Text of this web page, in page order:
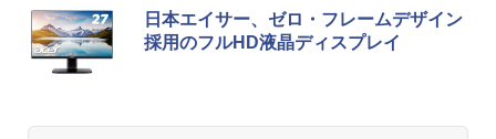
量ミニパソコン豊富なインターフェース
USB3.2/HDMI 2.0×2 高速2.4G/5GWi-Fi
BT4.2 省電力 小型パソコン
￥10,120
Anker Soundcore P40i オフホワイト
￥7,990
BRUCE WAYNE feat. Flo Milli, ATL Jacob
[Explicit]
【Amazon.co.jp限定】 い・ろ・は・す 2L P
ET ラベルレス ×8本
薬屋のひとりごと 17巻 (デジタル版ビッグガ
ンガンコミックス)
日本エイサー、ゼロ・フレームデザイン
採用のフルHD液晶ディスプレイ